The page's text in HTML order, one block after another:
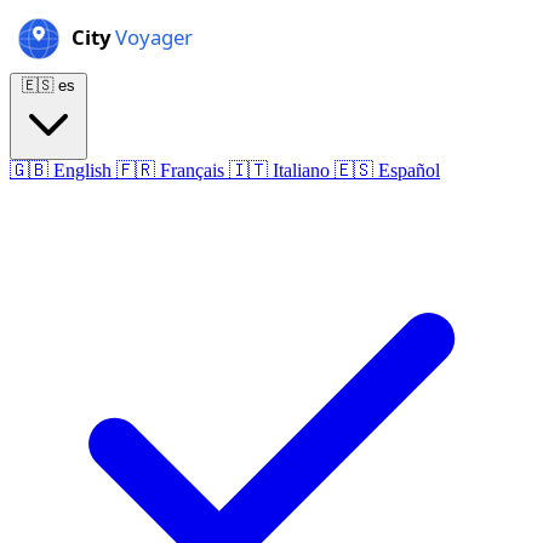
🇪🇸 es
🇬🇧 English 🇫🇷 Français 🇮🇹 Italiano 🇪🇸 Español